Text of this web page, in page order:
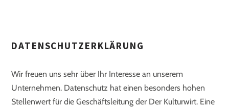
DATENSCHUTZERKLÄRUNG
Wir freuen uns sehr über Ihr Interesse an unserem
Unternehmen. Datenschutz hat einen besonders hohen
Stellenwert für die Geschäftsleitung der Der Kulturwirt. Eine